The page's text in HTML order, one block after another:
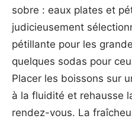
sobre : eaux plates et
judicieusement
pétillante pour les
quelques sodas pour
Placer les boissons sur
à la fluidité et rehausse
rendez-vous. La